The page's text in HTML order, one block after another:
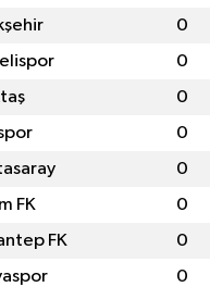
0
0
0
0
0
FK 0
FK 0
0